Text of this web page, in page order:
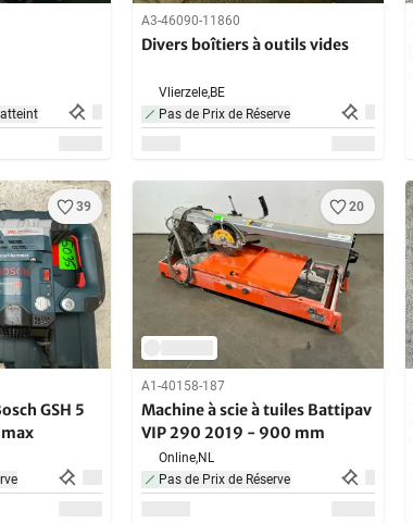
A3-46090-11860
Divers boîtiers à outils vides
Vlierzele,BE
Pas de Prix de Réserve
39
GSH 5
20
A1-40158-187
Machine à scie à tuiles Battipav
VIP 290 2019 - 900 mm
Online,NL
Pas de Prix de Réserve